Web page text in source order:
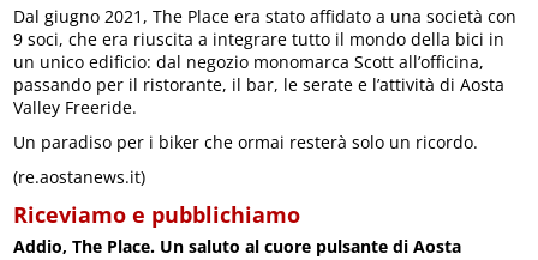
Dal giugno 2021, The Place era stato affidato a una società con
9 soci, che era riuscita a integrare tutto il mondo della bici in
un unico edificio: dal negozio monomarca Scott all’officina,
passando per il ristorante, il bar, le serate e l’attività di Aosta
Valley Freeride.
Un paradiso per i biker che ormai resterà solo un ricordo.
(re.aostanews.it)
Riceviamo e pubblichiamo
Addio, The Place. Un saluto al cuore pulsante di Aosta